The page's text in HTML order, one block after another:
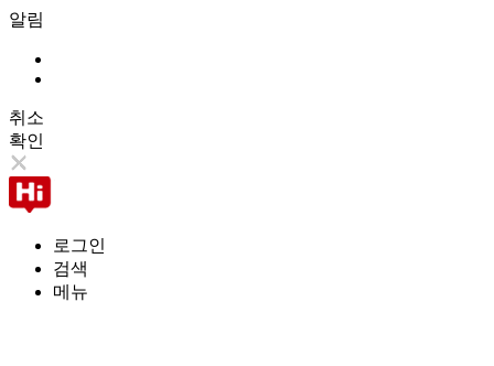
알림
취소
확인
로그인
검색
메뉴